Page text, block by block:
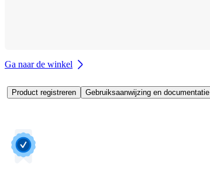
Ga naar de winkel
Product registreren Gebruiksaanwijzing en documentatie